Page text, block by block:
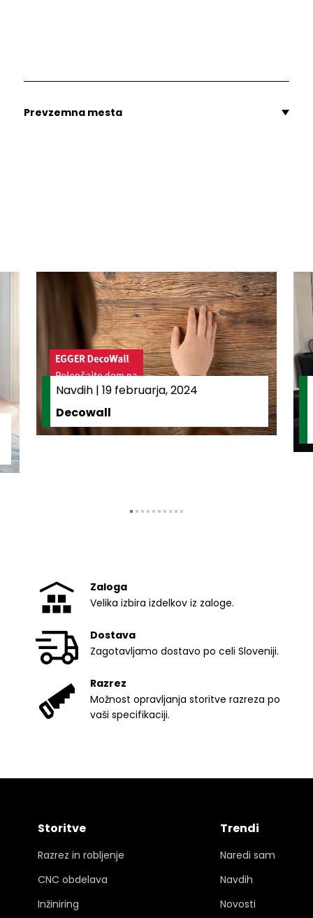
Prevzemna mesta
Navdih | 19 februarja, 2024
Decowall
Zaloga
Velika izbira izdelkov iz zaloge.
Dostava
Zagotavljamo dostavo po celi Sloveniji.
Razrez
Možnost opravljanja storitve razreza po
vaši specifikaciji.
Storitve
Razrez in robljenje
CNC obdelava
Inžiniring
Trendi
Naredi sam
Navdih
Novosti